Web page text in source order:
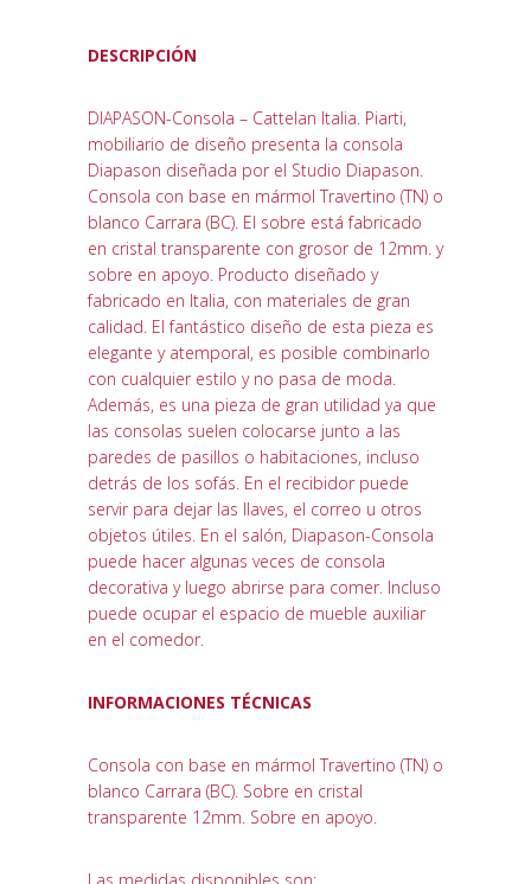
DESCRIPCIÓN
DIAPASON-Consola – Cattelan Italia. Piarti,
mobiliario de diseño presenta la consola
Diapason diseñada por el Studio Diapason.
Consola con base en mármol Travertino (TN) o
blanco Carrara (BC). El sobre está fabricado
en cristal transparente con grosor de 12mm. y
sobre en apoyo. Producto diseñado y
fabricado en Italia, con materiales de gran
calidad. El fantástico diseño de esta pieza es
elegante y atemporal, es posible combinarlo
con cualquier estilo y no pasa de moda.
Además, es una pieza de gran utilidad ya que
las consolas suelen colocarse junto a las
paredes de pasillos o habitaciones, incluso
detrás de los sofás. En el recibidor puede
servir para dejar las llaves, el correo u otros
objetos útiles. En el salón, Diapason-Consola
puede hacer algunas veces de consola
decorativa y luego abrirse para comer. Incluso
puede ocupar el espacio de mueble auxiliar
en el comedor.
INFORMACIONES TÉCNICAS
Consola con base en mármol Travertino (TN) o
blanco Carrara (BC). Sobre en cristal
transparente 12mm. Sobre en apoyo.